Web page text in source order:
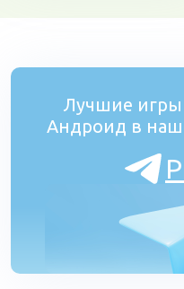
Лучшие
Андроид в